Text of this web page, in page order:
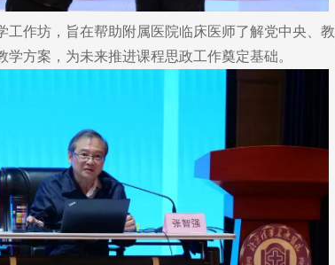
坊，旨在帮助附属医院临床医师了解党中央、
方案，为未来推进课程思政工作奠定基础。